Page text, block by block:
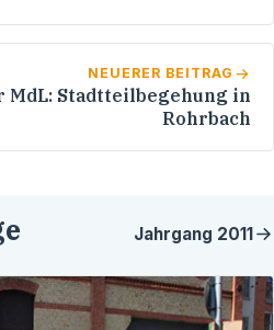
NEUERER BEITRAG
MdL: Stadtteilbegehung in
Rohrbach
Jahrgang 2011